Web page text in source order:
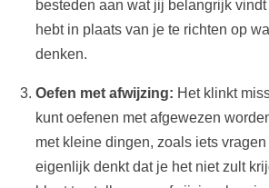
besteden aan wat jij belangrijk
hebt in plaats van je te richten op
denken.
Oefen met afwijzing: Het klinkt
kunt oefenen met afgewezen
met kleine dingen, zoals iets
eigenlijk denkt dat je het niet zult